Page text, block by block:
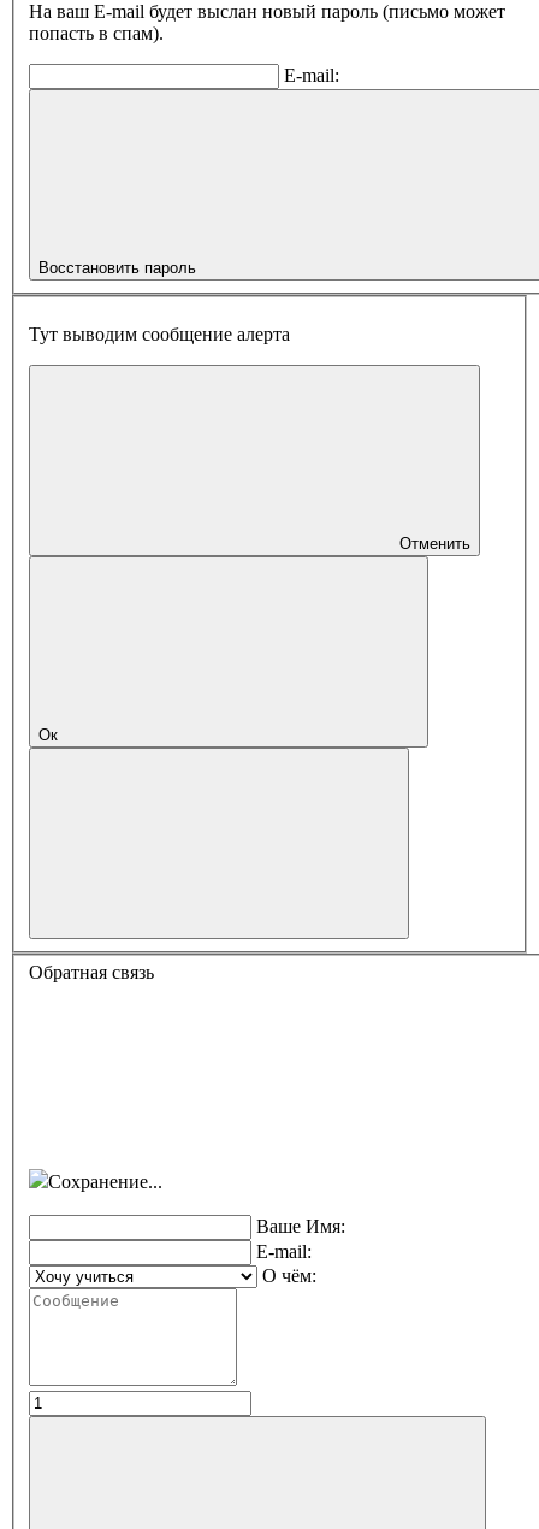
На ваш E-mail будет выслан новый пароль (письмо может
попасть в спам).
E-mail:
Восстановить пароль
Тут выводим сообщение алерта
Отменить
Ок
Обратная связь
Сохранение...
Ваше Имя:
E-mail:
О чём: